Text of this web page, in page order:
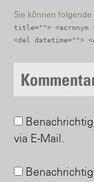
Sie können folgende
title=""> <acronym
<del datetime="">
via E-Mail.